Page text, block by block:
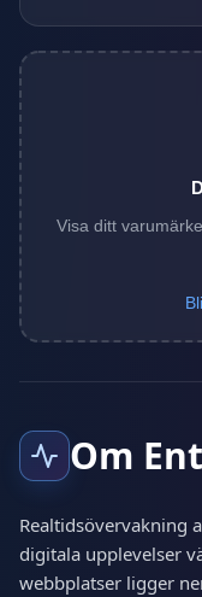
Visa ditt
Om
Realtidsövervakning
digitala upplevelser
webbplatser ligger